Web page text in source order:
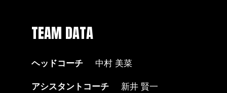
TEAM DATA
ヘッドコーチ
中村 美菜
アシスタントコーチ
新井 賢一